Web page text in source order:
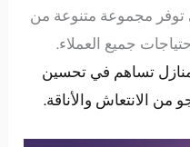
توفر مجموعة متنوعة من
جميع العملاء.
تساهم في تحسين
من الانتعاش والأناقة.